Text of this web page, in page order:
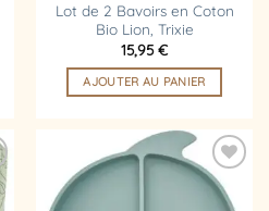
Lot de 2 Bavoirs en Coton
Bio Lion, Trixie
15,95€
AJOUTER AU PANIER
Ajouter
à la